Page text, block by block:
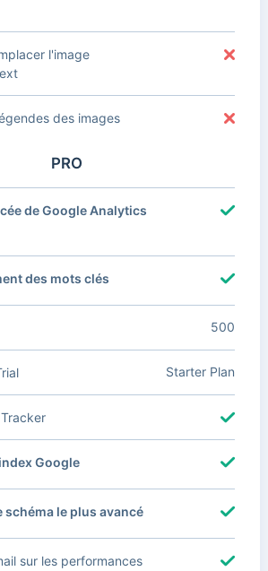
l'image
des images
PRO
de Google Analytics
des mots clés
500
Starter Plan
Google
schéma le plus avancé
sur les performances